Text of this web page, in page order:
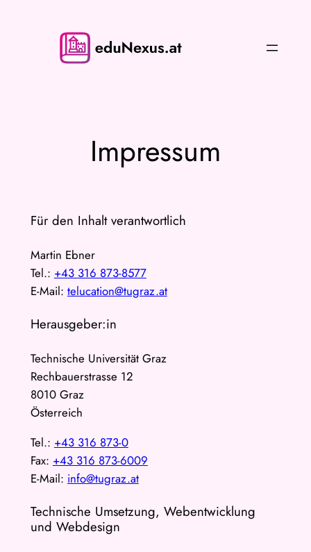
Impressum
Für den Inhalt verantwortlich
Martin Ebner
Tel.: +43 316 873-8577
E-Mail: telucation@tugraz.at
Herausgeber:in
Technische Universität Graz
Rechbauerstrasse 12
8010 Graz
Österreich
Tel.: +43 316 873-0
Fax: +43 316 873-6009
E-Mail: info@tugraz.at
Technische Umsetzung, Webentwicklung
und Webdesign